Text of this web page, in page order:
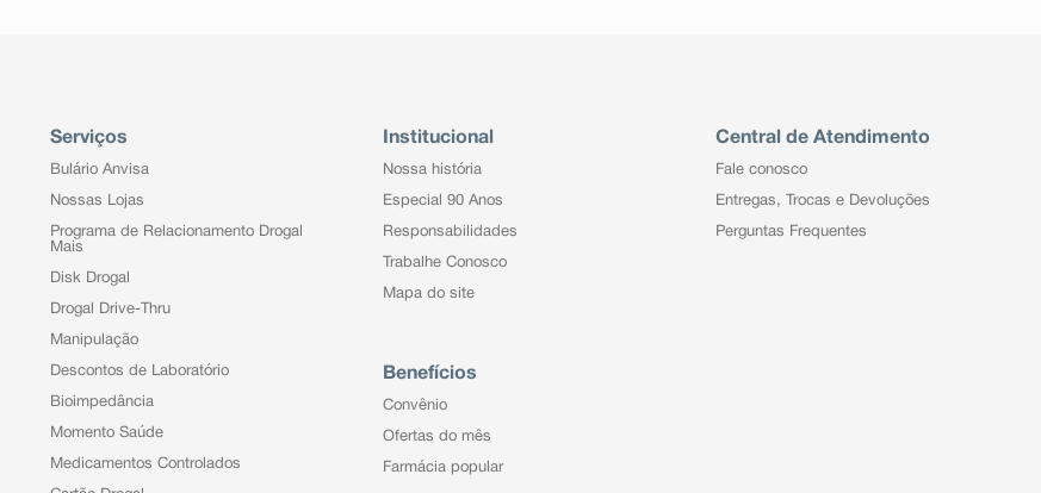
Serviços
Bulário Anvisa
Nossas Lojas
Programa de Relacionamento Drogal
Mais
Disk Drogal
Drogal Drive-Thru
Manipulação
Descontos de Laboratório
Bioimpedância
Momento Saúde
Medicamentos Controlados
Institucional
Nossa história
Especial 90 Anos
Responsabilidades
Trabalhe Conosco
Mapa do site
Benefícios
Convênio
Ofertas do mês
Farmácia popular
Central de Atendimento
Fale conosco
Entregas, Trocas e Devoluções
Perguntas Frequentes